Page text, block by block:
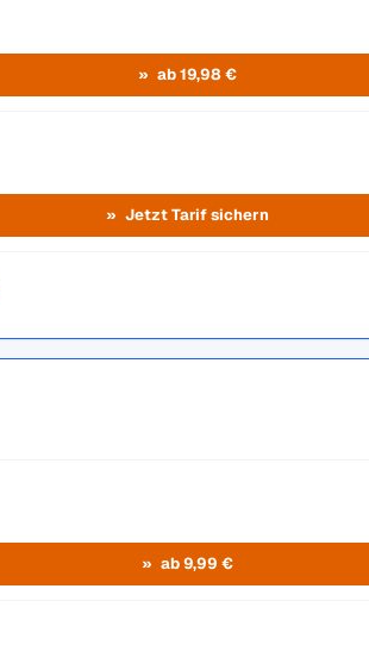
ab 19,98 €
Jetzt Tarif sichern
ab 9,99 €